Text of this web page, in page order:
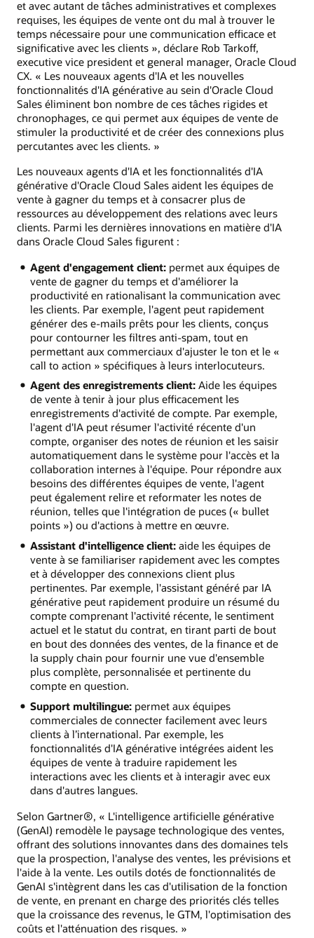
et avec autant de tâches administratives et complexes
requises, les équipes de vente ont du mal à trouver le
temps nécessaire pour une communication efficace et
significative avec les clients », déclare Rob Tarkoff,
executive vice president et general manager, Oracle Cloud
CX. « Les nouveaux agents d'IA et les nouvelles
fonctionnalités d'IA générative au sein d'Oracle Cloud
Sales éliminent bon nombre de ces tâches rigides et
chronophages, ce qui permet aux équipes de vente de
stimuler la productivité et de créer des connexions plus
percutantes avec les clients. »
Les nouveaux agents d'IA et les fonctionnalités d'IA
générative d'Oracle Cloud Sales aident les équipes de
vente à gagner du temps et à consacrer plus de
ressources au développement des relations avec leurs
clients. Parmi les dernières innovations en matière d'IA
dans Oracle Cloud Sales figurent :
Agent d'engagement client:permet aux équipes de
vente de gagner du temps et d'améliorer la
productivité en rationalisant la communication avec
les clients. Par exemple, l'agent peut rapidement
générer des e-mails prêts pour les clients, conçus
pour contourner les filtres anti-spam, tout en
permettant aux commerciaux d'ajuster le ton et le «
call to action » spécifiques à leurs interlocuteurs.
Agent des enregistrements client:Aide les équipes
de vente à tenir à jour plus efficacement les
enregistrements d'activité de compte. Par exemple,
l'agent d'IA peut résumer l'activité récente d'un
compte, organiser des notes de réunion et les saisir
automatiquement dans le système pour l'accès et la
collaboration internes à l'équipe. Pour répondre aux
besoins des différentes équipes de vente, l'agent
peut également relire et reformater les notes de
réunion, telles que l'intégration de puces (« bullet
points ») ou d'actions à mettre en œuvre.
Assistant d'intelligence client:aide les équipes de
vente à se familiariser rapidement avec les comptes
et à développer des connexions client plus
pertinentes. Par exemple, l'assistant généré par IA
générative peut rapidement produire un résumé du
compte comprenant l'activité récente, le sentiment
actuel et le statut du contrat, en tirant parti de bout
en bout des données des ventes, de la finance et de
la supply chain pour fournir une vue d'ensemble
plus complète, personnalisée et pertinente du
compte en question.
Support multilingue:permet aux équipes
commerciales de connecter facilement avec leurs
clients à l’international. Par exemple, les
fonctionnalités d'IA générative intégrées aident les
équipes de vente à traduire rapidement les
interactions avec les clients et à interagir avec eux
dans d'autres langues.
Selon Gartner®, « L'intelligence artificielle générative
(GenAI) remodèle le paysage technologique des ventes,
offrant des solutions innovantes dans des domaines tels
que la prospection, l'analyse des ventes, les prévisions et
l'aide à la vente. Les outils dotés de fonctionnalités de
GenAI s'intègrent dans les cas d'utilisation de la fonction
de vente, en prenant en charge des priorités clés telles
que la croissance des revenus, le GTM, l'optimisation des
coûts et l'atténuation des risques. »